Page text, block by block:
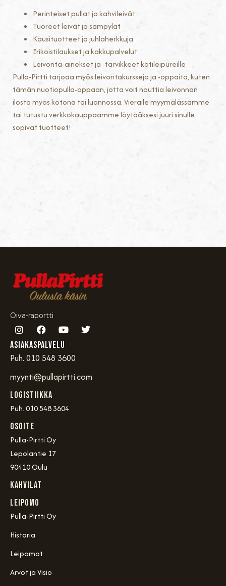
Perinteiset pullat ja kahvileivät
Tuoreet leivät ja sämpylät
Kausituotteet ja juhlaherkkuja
Erikoistilaukset ja kakkupalvelut
Leivonta-ainekset ja -tarvikkeet kotileipureille
Pulla-Pirtti tarjoaa myös leivontakursseja ja -oppaita, kuten
tämän nuotiopulla-oppaan, jotta voit nauttia leivonnan
ilosta myös kotona tai luonnossa. Vieraile myymälässämme
tai tutustu verkkokauppaamme löytääksesi juuri sinulle
sopivat tuotteet!
Oiva-raportti
Asiakaspalvelu
Puh. 010 548 3600
myynti@pullapirtti.com
Logistiikka
Puh. 010 548 3604
OSOITE
Pulla-Pirtti Oy
Lepolantie 17
90410 Oulu
Kahvilat
Leipomo
Pulla-Pirtti Oy
Historia
Leipomot
Arvot ja Visio